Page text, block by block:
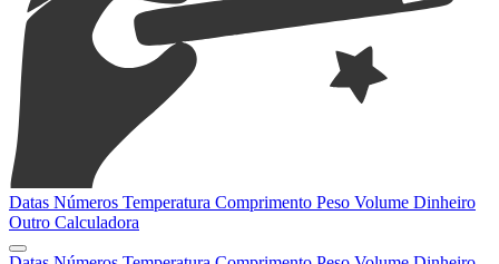
Datas Números Temperatura Comprimento Peso Volume Dinheiro
Outro Calculadora